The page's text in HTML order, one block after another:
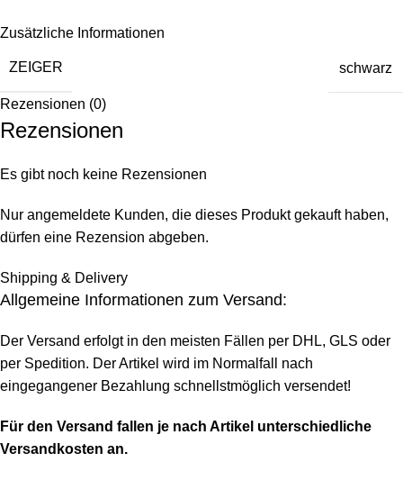
Zusätzliche Informationen
ZEIGER schwarz
Rezensionen (0)
Rezensionen
Es gibt noch keine Rezensionen
Nur angemeldete Kunden, die dieses Produkt gekauft haben,
dürfen eine Rezension abgeben.
Shipping & Delivery
Allgemeine Informationen zum Versand:
Der Versand erfolgt in den meisten Fällen per DHL, GLS oder
per Spedition. Der Artikel wird im Normalfall nach
eingegangener Bezahlung schnellstmöglich versendet!
Für den Versand fallen je nach Artikel unterschiedliche
Versandkosten an.